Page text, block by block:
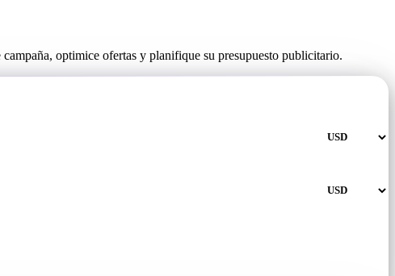
optimice ofertas y planifique su presupuesto publicitario.